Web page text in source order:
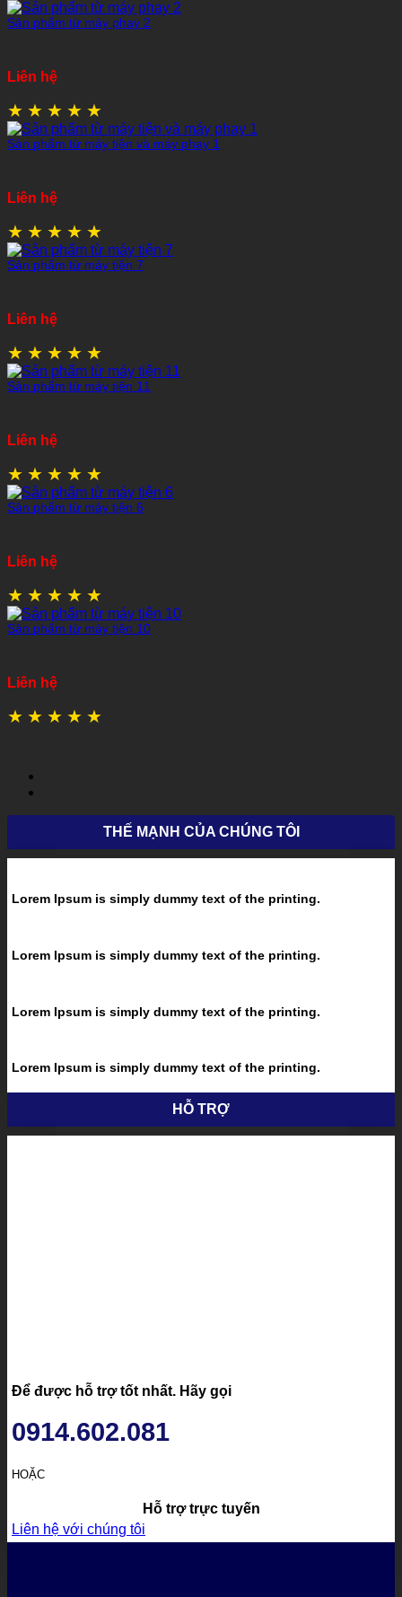
Sản phẩm từ máy phay 2
Liên hệ
★ ★ ★ ★ ★
Sản phẩm từ máy tiện và máy phay 1
Liên hệ
★ ★ ★ ★ ★
Sản phẩm từ máy tiện 7
Liên hệ
★ ★ ★ ★ ★
Sản phẩm từ máy tiện 11
Liên hệ
★ ★ ★ ★ ★
Sản phẩm từ máy tiện 6
Liên hệ
★ ★ ★ ★ ★
Sản phẩm từ máy tiện 10
Liên hệ
★ ★ ★ ★ ★
THẾ MẠNH CỦA CHÚNG TÔI
Lorem Ipsum is simply dummy text of the printing.
Lorem Ipsum is simply dummy text of the printing.
Lorem Ipsum is simply dummy text of the printing.
Lorem Ipsum is simply dummy text of the printing.
HỖ TRỢ
Để được hỗ trợ tốt nhất. Hãy gọi
0914.602.081
HOẶC
Hỗ trợ trực tuyến
Liên hệ với chúng tôi